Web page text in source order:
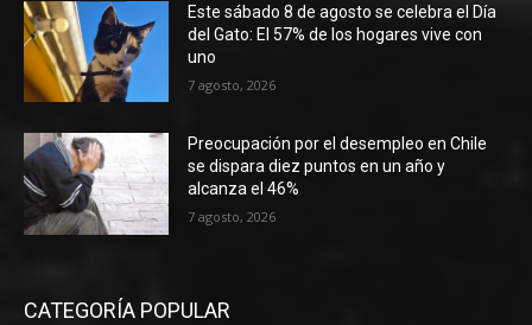
Este sábado 8 de agosto se celebra el Día
del Gato: El 57% de los hogares vive con
uno
7 agosto, 2026
Preocupación por el desempleo en Chile
se dispara diez puntos en un año y
alcanza el 46%
7 agosto, 2026
CATEGORÍA POPULAR